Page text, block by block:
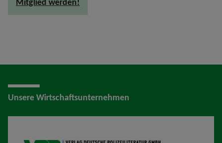
Unsere Wirtschaftsunternehmen